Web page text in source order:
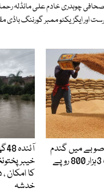
چوہدری خادم علی مانڈلہ
اور ایگزیکٹو ممبر گورننگ باڈی
کا امکان
خدشہ
میں گندم
کی نئی ریلیز قیمت 3ہزار 800 روپے